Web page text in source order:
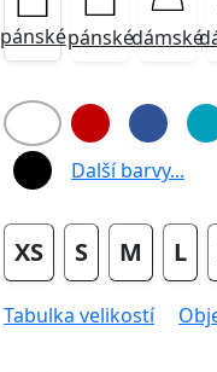
pánsképánskédámské
Další barvy...
XS S M L
Tabulka velikostí